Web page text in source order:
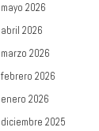
mayo 2026
abril 2026
marzo 2026
febrero 2026
enero 2026
diciembre 2025